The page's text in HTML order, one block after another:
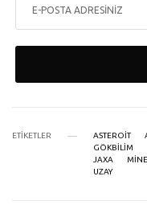
ETIKETLER ASTEROIT
GÖKBILIM
JAXA
UZAY